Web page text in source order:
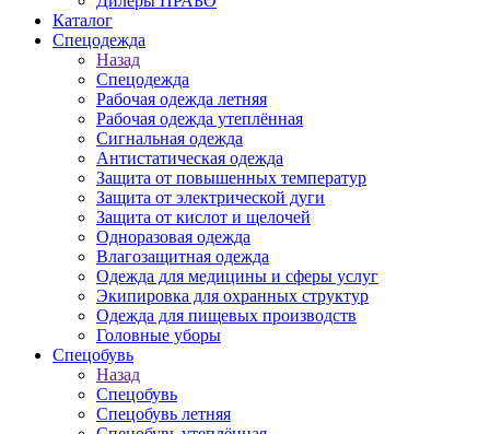
Каталог
Спецодежда
Назад
Спецодежда
Рабочая одежда летняя
Рабочая одежда утеплённая
Сигнальная одежда
Антистатическая одежда
Защита от повышенных температур
Защита от электрической дуги
Защита от кислот и щелочей
Одноразовая одежда
Влагозащитная одежда
Одежда для медицины и сферы услуг
Экипировка для охранных структур
Одежда для пищевых производств
Головные уборы
Спецобувь
Назад
Спецобувь
Спецобувь летняя